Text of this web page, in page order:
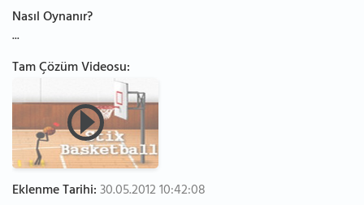
Nasıl Oynanır?
...
Tam Çözüm Videosu:
Eklenme Tarihi:30.05.2012 10:42:08